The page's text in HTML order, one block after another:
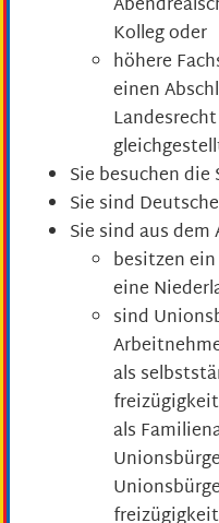
Kolleg oder
höhere
einen
Sie besuchen
Sie sind
Sie sind aus dem
besitzen
eine
sind
als
als